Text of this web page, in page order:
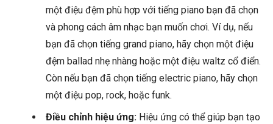
một điệu đệm phù hợp với tiếng piano bạn đã chọn
và phong cách âm nhạc bạn muốn chơi. Ví dụ, nếu
bạn đã chọn tiếng grand piano, hãy chọn một điệu
đệm ballad nhẹ nhàng hoặc một điệu waltz cổ điển.
Còn nếu bạn đã chọn tiếng electric piano, hãy chọn
một điệu pop, rock, hoặc funk.
Điều chỉnh hiệu ứng: Hiệu ứng có thể giúp bạn tạo